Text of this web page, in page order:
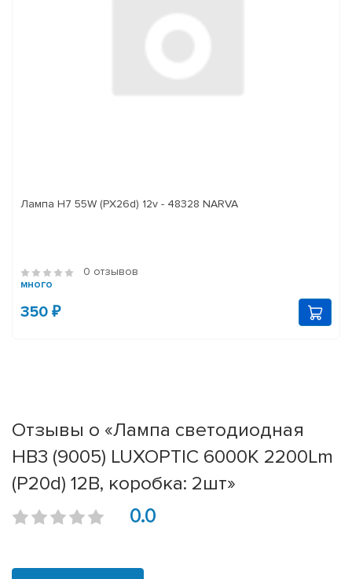
Лампа H7 55W (PX26d) 12v - 48328 NARVA
0 отзывов
много
350 ₽
Отзывы о «Лампа светодиодная
HB3 (9005) LUXOPTIC 6000K 2200Lm
(P20d) 12В, коробка: 2шт»
0.0